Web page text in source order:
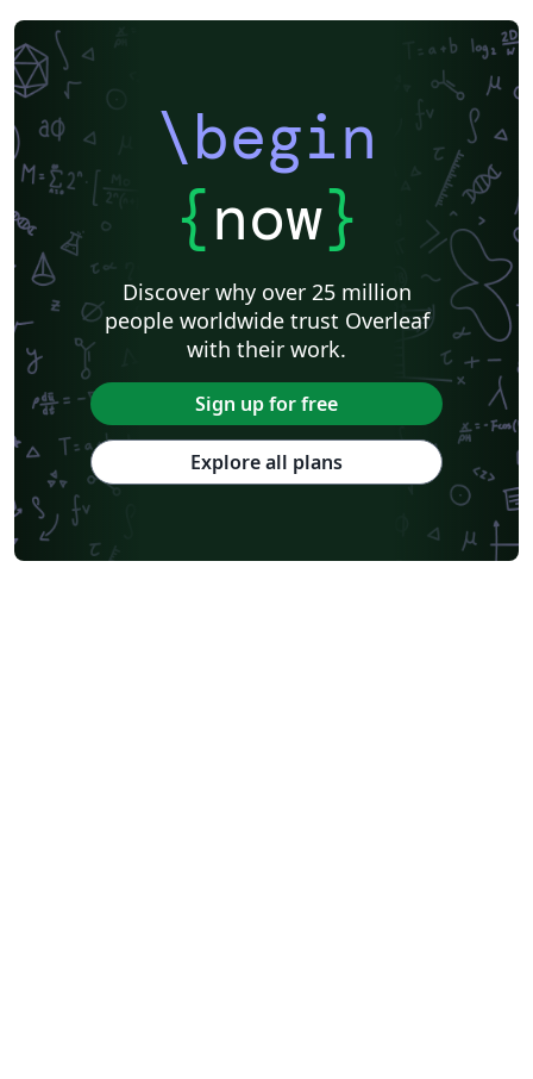
\begin
{now}
Discover why over 25 million
people worldwide trust Overleaf
with their work.
Sign up for free
Explore all plans